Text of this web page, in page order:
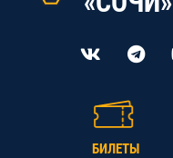
БИЛЕТЫ